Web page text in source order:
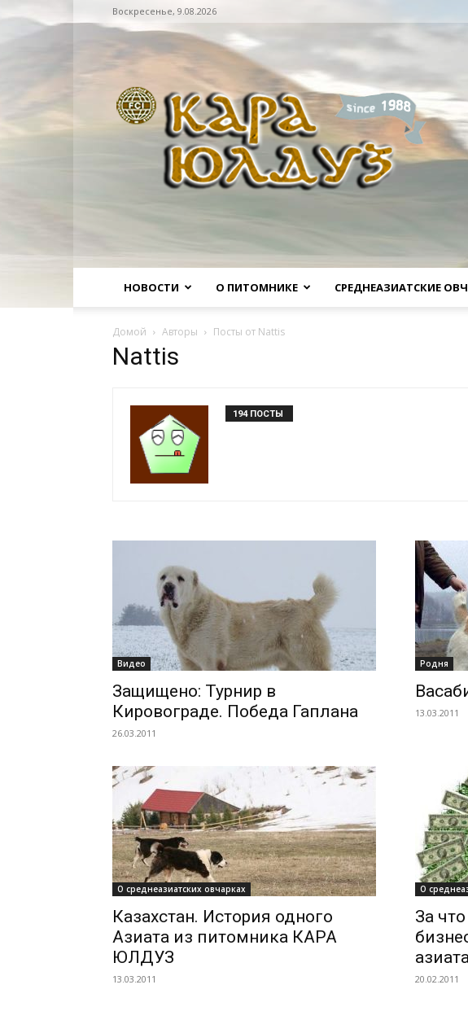
Воскресенье, 9.08.2026
НОВОСТИ О ПИТОМНИКЕ СРЕДНЕАЗИАТСКИЕ
Домой Авторы Посты от Nattis
Nattis
194 ПОСТЫ
Видео
Защищено: Турнир в
Кировограде. Победа Гаплана
26.03.2011
Родня
13.03.2011
О среднеазиатских овчарках
Казахстан. История одного
Азиата из питомника КАРА
ЮЛДУЗ
13.03.2011
О
За
20.02.2011